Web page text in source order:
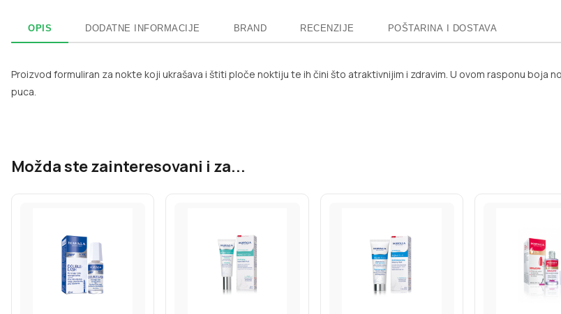
OPIS DODATNE INFORMACIJE BRAND RECENZIJE POŠTARINA I DOSTAVA
Proizvod formuliran za nokte koji ukrašava i štiti ploče noktiju te ih čini što atraktivnijim i zdravim. U ovom rasponu
puca.
Možda ste zainteresovani i za...